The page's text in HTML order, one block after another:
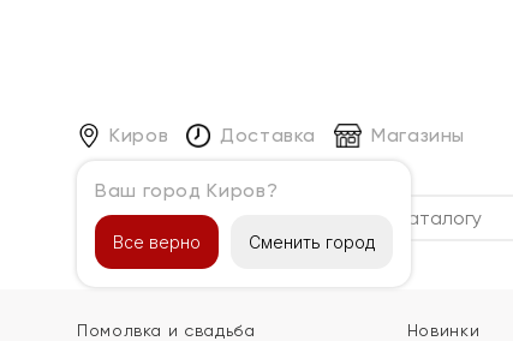
Киров
Ваш город Киров?
Все верно Сменить город
Доставка Магазины
Каталог
Помолвка и свадьба Новинки